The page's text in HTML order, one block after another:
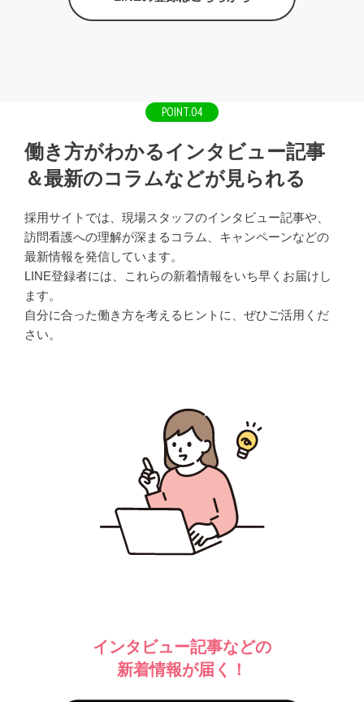
POINT.04
働き方がわかるインタビュー記事
＆最新のコラムなどが見られる
採用サイトでは、現場スタッフのインタビュー記事や、
訪問看護への理解が深まるコラム、キャンペーンなどの
最新情報を発信しています。
LINE登録者には、これらの新着情報をいち早くお届けし
ます。
自分に合った働き方を考えるヒントに、ぜひご活用くだ
さい。
インタビュー記事などの
新着情報が届く！